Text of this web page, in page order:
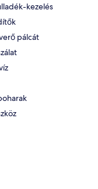
kezelés
pálcát